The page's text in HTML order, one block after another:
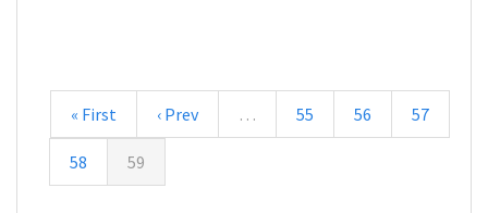
« First ‹ Prev … 55 56 57
58 59